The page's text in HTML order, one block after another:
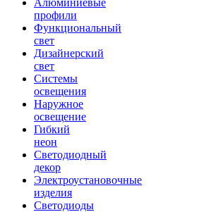
Алюминиевые
профили
Функциональный
свет
Дизайнерский
свет
Системы
освещения
Наружное
освещение
Гибкий
неон
Светодиодный
декор
Электроустановочные
изделия
Светодиоды